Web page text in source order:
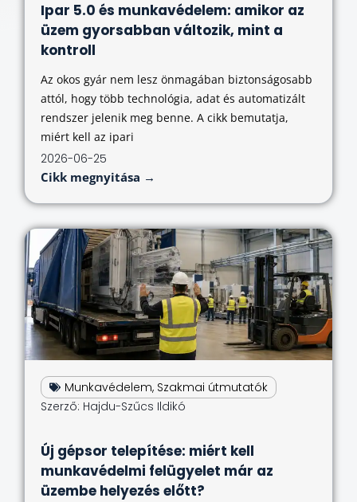
Ipar 5.0 és munkavédelem: amikor az
üzem gyorsabban változik, mint a
kontroll
Az okos gyár nem lesz önmagában biztonságosabb
attól, hogy több technológia, adat és automatizált
rendszer jelenik meg benne. A cikk bemutatja,
miért kell az ipari
2026-06-25
Cikk megnyitása →
Munkavédelem, Szakmai útmutatók
Szerző: Hajdu-Szűcs Ildikó
Új gépsor telepítése: miért kell
munkavédelmi felügyelet már az
üzembe helyezés előtt?